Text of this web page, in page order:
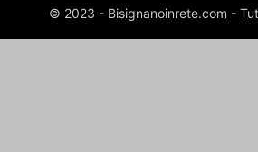
© 2023 - Bisignanoinrete.com -